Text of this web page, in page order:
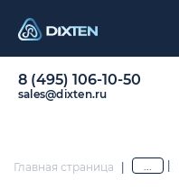
8 (495) 106-10-50
sales@dixten.ru
Главная страница | ...